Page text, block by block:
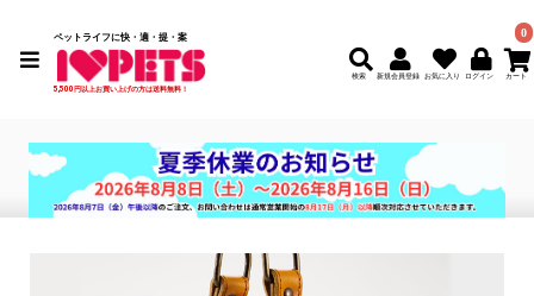
ペットライフに快・適・提・案
0